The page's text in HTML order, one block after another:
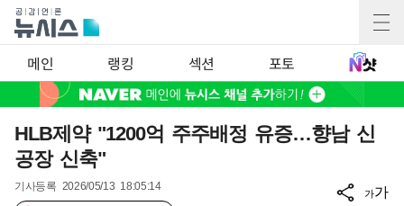
메인 랭킹 섹션 포토
HLB제약 "1200억 주주배정 유증…향남 신
공장 신축"
기사등록 2026/05/13 18:05:14
가가